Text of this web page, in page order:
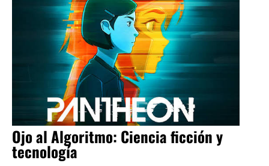
Ojo al Algoritmo: Ciencia ficción y
tecnología